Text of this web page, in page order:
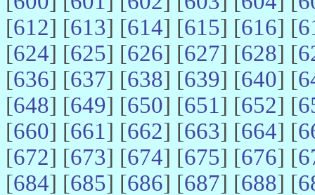
[612] [613] [614] [615] [616] [
[624] [625] [626] [627] [628] [
[636] [637] [638] [639] [640] [
[648] [649] [650] [651] [652] [
[660] [661] [662] [663] [664] [
[672] [673] [674] [675] [676] [
[684] [685] [686] [687] [688] [